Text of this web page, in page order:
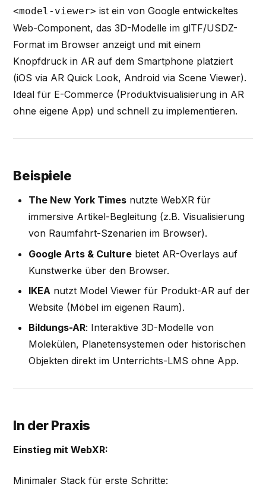
<model-viewer> ist ein von Google entwickeltes
Web-Component, das 3D-Modelle im glTF/USDZ-
Format im Browser anzeigt und mit einem
Knopfdruck in AR auf dem Smartphone platziert
(iOS via AR Quick Look, Android via Scene Viewer).
Ideal für E-Commerce (Produktvisualisierung in AR
ohne eigene App) und schnell zu implementieren.
Beispiele
The New York Timesnutzte WebXR für
immersive Artikel-Begleitung (z.B. Visualisierung
von Raumfahrt-Szenarien im Browser).
Google Arts & Culturebietet AR-Overlays auf
Kunstwerke über den Browser.
IKEA nutzt Model Viewer für Produkt-AR auf der
Website (Möbel im eigenen Raum).
Bildungs-AR: Interaktive 3D-Modelle von
Molekülen, Planetensystemen oder historischen
Objekten direkt im Unterrichts-LMS ohne App.
In der Praxis
Einstieg mit WebXR:
Minimaler Stack für erste Schritte: